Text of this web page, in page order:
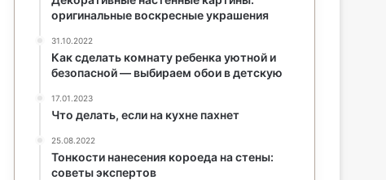
оригинальные воскресные украшения
31.10.2022
Как сделать комнату ребенка уютной и
безопасной — выбираем обои в детскую
17.01.2023
Что делать, если на кухне пахнет
25.08.2022
Тонкости нанесения короеда на стены:
советы экспертов